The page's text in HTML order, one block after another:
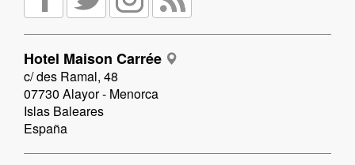
Hotel Maison Carrée
c/ des Ramal, 48
07730 Alayor - Menorca
Islas Baleares
España